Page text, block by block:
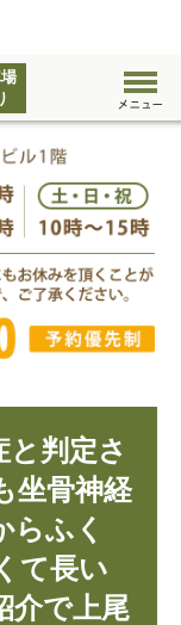
判定さ
坐骨神経
らふく
て長い
介で上尾